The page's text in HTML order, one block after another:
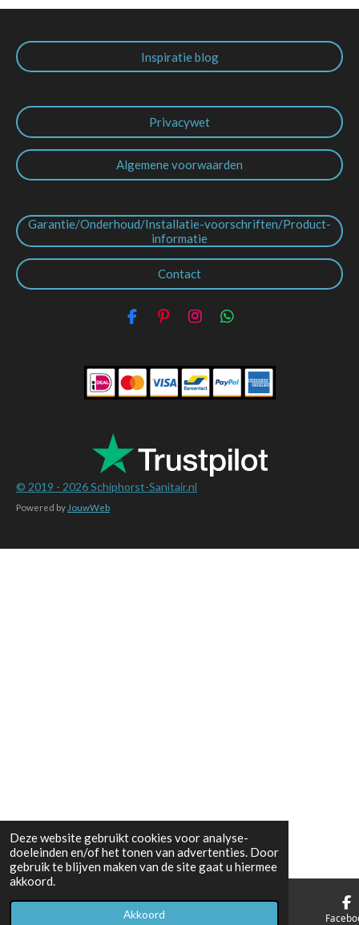
Deze website gebruikt cookies voor analyse-
doeleinden en/of het tonen van advertenties. Door
gebruik te blijven maken van de site gaat u hiermee
akkoord.
Akkoord
Inspiratie blog
Privacywet
Algemene voorwaarden
Garantie/Onderhoud/Installatie-voorschriften/Product-
informatie
Contact
F
e
b
o
P
t
e
r
I
t
a
g
W
t
s
A
© 2019 - 2026Schiphorst-Sanitair.nl
Powered by JouwWeb